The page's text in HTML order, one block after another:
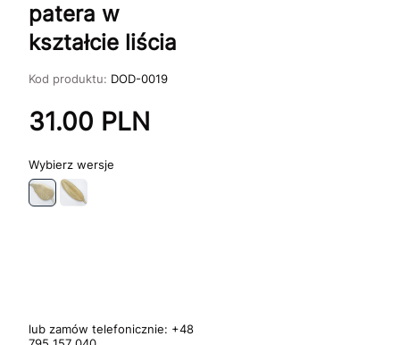
patera w
kształcie liścia
Kod produktu: DOD-0019
31.00 PLN
wersje
lub zamów telefonicznie: +48